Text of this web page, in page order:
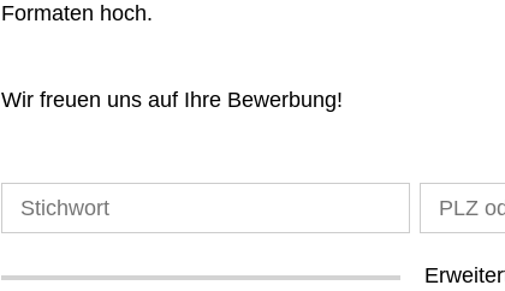
Formaten hoch.
Wir freuen uns auf Ihre Bewerbung!